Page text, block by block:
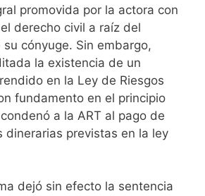
promovida por la actora con
derecho civil a raíz del
cónyuge. Sin embargo,
la existencia de un
en la Ley de Riesgos
fundamento en el principio
condenó a la ART al pago de
dinerarias previstas en la ley
dejó sin efecto la sentencia